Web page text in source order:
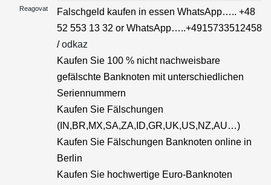
Reagovat
Falschgeld kaufen in essen WhatsApp….. +48
52 553 13 32 or WhatsApp…..+4915733512458
/odkaz
Kaufen Sie 100 % nicht nachweisbare
gefälschte Banknoten mit unterschiedlichen
Seriennummern
Kaufen Sie Fälschungen
(IN,BR,MX,SA,ZA,ID,GR,UK,US,NZ,AU…)
Kaufen Sie Fälschungen Banknoten online in
Berlin
Kaufen Sie hochwertige Euro-Banknoten